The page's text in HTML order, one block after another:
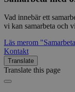
Vad innebär ett
vi kan samarbeta och
Läs merom
Kontakt
Translate
Translate this page